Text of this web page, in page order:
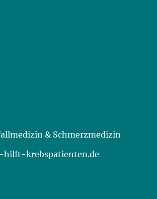
& Schmerzmedizin
hilft-krebspatienten.de